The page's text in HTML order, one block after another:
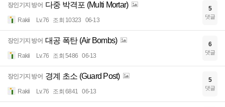
장인기지 방어 다중 박격포 (Multi Mortar)
Rakii Lv.76 조회 10323 06-13
5
댓글
장인기지 방어 대공 폭탄 (Air Bombs)
Rakii Lv.76 조회 5486 06-13
6
댓글
장인기지 방어 경계 초소 (Guard Post)
Rakii Lv.76 조회 6841 06-13
5
댓글